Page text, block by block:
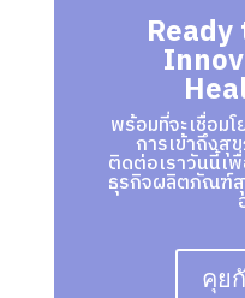
พร้อมที่จะเชื่อม
การเข้าถึงสุ
ติดต่อเราวันนี้เ
ธุรกิจผลิตภัณฑ์
คุย